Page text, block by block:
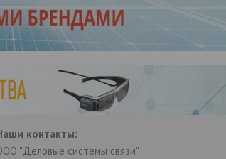
контакты:
"Деловые системы связи"